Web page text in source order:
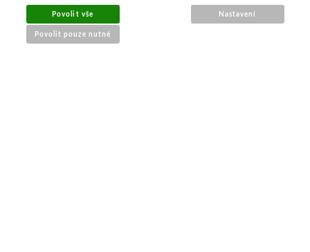
Jak nakupovat
Výměna a vrácení zboží
Reklamační řád
Povolit vše
Povolit pouze nutné
Nastavení